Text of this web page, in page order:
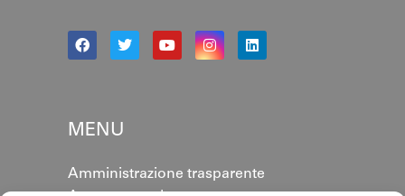
MENU
Amministrazione trasparente